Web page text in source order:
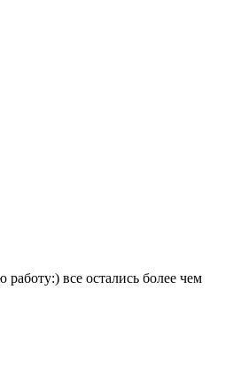
все остались более чем